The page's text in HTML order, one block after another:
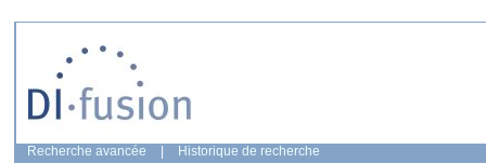
Recherche avancée Historique de recherche